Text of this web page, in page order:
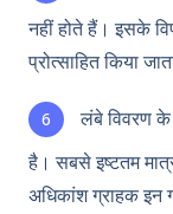
नहीं होते हैं। इसके
प्रोत्साहित किया
लंबे विवरण के
है। सबसे इष्टतम
अधिकांश ग्राहक इन